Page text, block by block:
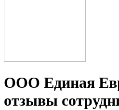
ООО Единая
отзывы